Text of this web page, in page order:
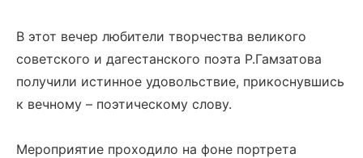
В этот вечер любители творчества великого
советского и дагестанского поэта Р.Гамзатова
получили истинное удовольствие, прикоснувшись
к вечному – поэтическому слову.
Мероприятие проходило на фоне портрета